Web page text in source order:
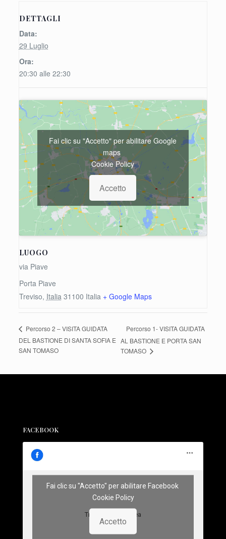
DETTAGLI
Data:
29 Luglio
Ora:
20:30 alle 22:30
LUOGO
via Piave
Porta Piave
Treviso, Italia 31100 Italia + Google Maps
Fai clic su "Accetto" per abilitare Google
maps
Cookie Policy
Accetto
Percorso 2 – VISITA GUIDATA
DEL BASTIONE DI SANTA SOFIA E
SAN TOMASO
Percorso 1- VISITA GUIDATA
AL BASTIONE E PORTA SAN
TOMASO
FACEBOOK
Treviso Sotterranea
Fai clic su "Accetto" per abilitare Facebook
Cookie Policy
Accetto